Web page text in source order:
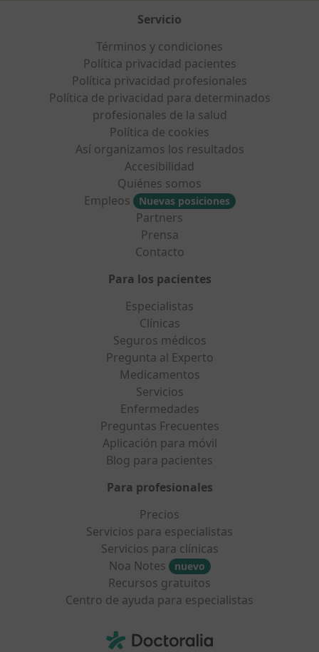
Servicio
Términos y condiciones
Política privacidad pacientes
Política privacidad profesionales
Política de privacidad para determinados
profesionales de la salud
Política de cookies
Así organizamos los resultados
Accesibilidad
Quiénes somos
Empleos
Nuevas posiciones
Partners
Prensa
Contacto
Para los pacientes
Especialistas
Clínicas
Seguros médicos
Pregunta al Experto
Medicamentos
Servicios
Enfermedades
Preguntas Frecuentes
Aplicación para móvil
Blog para pacientes
Para profesionales
Precios
Servicios para especialistas
Servicios para clínicas
Noa Notes
nuevo
Recursos gratuitos
Centro de ayuda para especialistas
Doctoralia - Página de inicio